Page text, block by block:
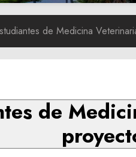
de Medicina
de